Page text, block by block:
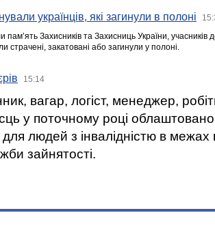
українців, які загинули в полоні
пам’ять Захисників та Захисниць України,
страчені, закатовані або загинули у полоні.
15:14
вагар, логіст, менеджер,
у поточному році
людей з інвалідністю в межах
зайнятості.